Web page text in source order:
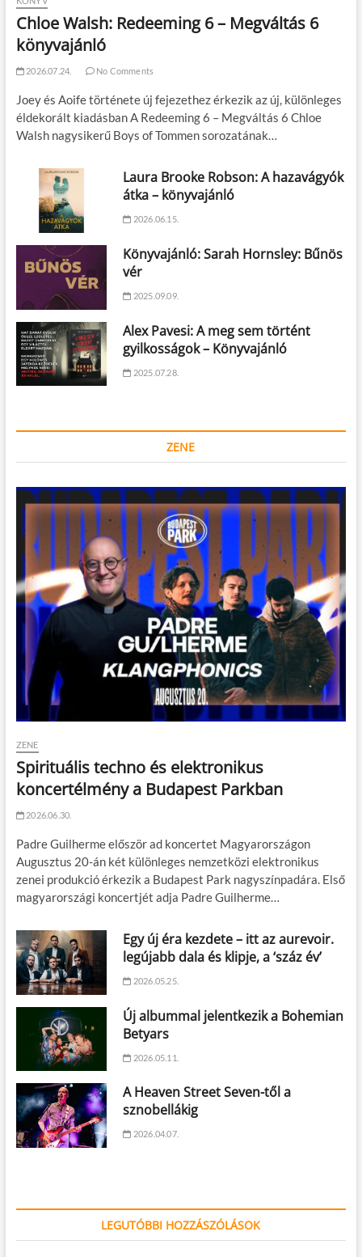
Chloe Walsh: Redeeming 6 – Megváltás 6
könyvajánló
2026.07.24. No Comments
Joey és Aoife története új fejezethez érkezik az új, különleges
éldekorált kiadásban A Redeeming 6 – Megváltás 6 Chloe
Walsh nagysikerű Boys of Tommen sorozatának…
Laura Brooke Robson: A hazavágyók
átka – könyvajánló
2026.06.15.
Könyvajánló: Sarah Hornsley: Bűnös
vér
2025.09.09.
Alex Pavesi: A meg sem történt
gyilkosságok – Könyvajánló
2025.07.28.
ZENE
ZENE
Spirituális techno és elektronikus
koncertélmény a Budapest Parkban
2026.06.30.
Padre Guilherme először ad koncertet Magyarországon
Augusztus 20-án két különleges nemzetközi elektronikus
zenei produkció érkezik a Budapest Park nagyszínpadára. Első
magyarországi koncertjét adja Padre Guilherme…
Egy új éra kezdete – itt az aurevoir.
legújabb dala és klipje, a ‘száz év’
2026.05.25.
Új albummal jelentkezik a Bohemian
Betyars
2026.05.11.
A Heaven Street Seven-től a
sznobellákig
2026.04.07.
LEGUTÓBBI HOZZÁSZÓLÁSOK